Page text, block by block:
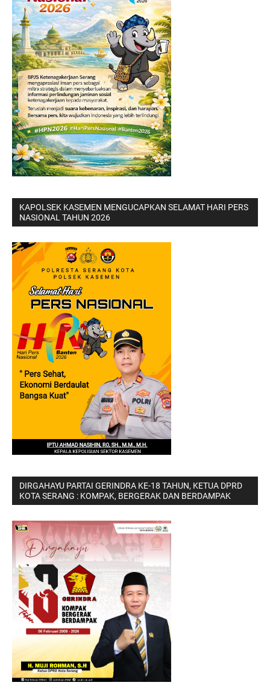
KAPOLSEK KASEMEN MENGUCAPKAN SELAMAT HARI PERS
NASIONAL TAHUN 2026
DIRGAHAYU PARTAI GERINDRA KE-18 TAHUN, KETUA DPRD
KOTA SERANG : KOMPAK, BERGERAK DAN BERDAMPAK